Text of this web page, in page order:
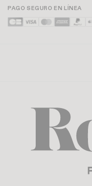
PAGO SEGURO EN LÍNEA